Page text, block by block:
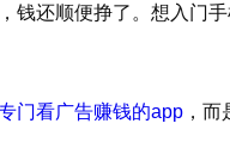
钱还顺便挣了。想入门
门看广告赚钱的app ，